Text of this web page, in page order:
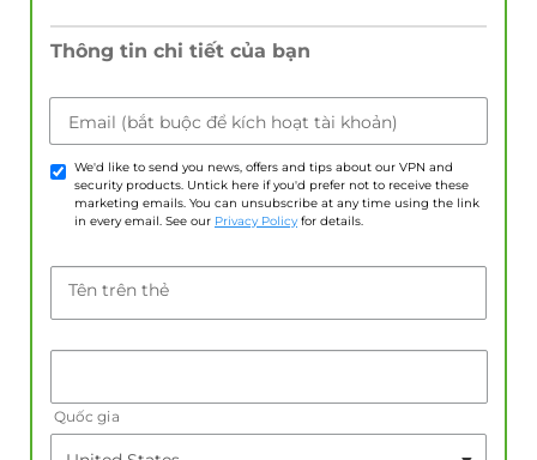
Thông tin chi tiết của bạn
Email (bắt buộc để kích hoạt tài khoản)
We'd like to send you news, offers and tips about our VPN and
security products. Untick here if you'd prefer not to receive these
marketing emails. You can unsubscribe at any time using the link
in every email. See our Privacy Policy for details.
Tên trên thẻ
Quốc gia